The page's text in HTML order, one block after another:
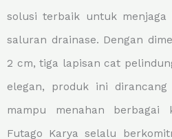
solusi terbaik untuk
saluran drainase. Dengan
2 cm, tiga lapisan cat
elegan, produk ini
mampu menahan berbagai
Futago Karya selalu